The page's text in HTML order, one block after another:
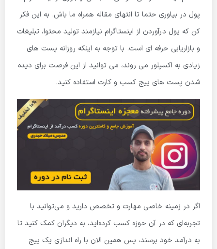
پول در بیاوری حتما تا انتهای مقاله همراه ما باش. به این فکر
کن که پول درآوردن از اینستاگرام نیازمند تولید محتوا، تبلیغات
و بازاریابی حرفه ای است. با توجه به اینکه روزانه پست های
زیادی به اکسپلور می روند، می توانید از این فرصت برای دیده
شدن پست های پیج کسب و کارت استفاده کنید.
اگر در زمینه خاصی مهارت و تخصص دارید و می‌توانید با
تجربه‌ای که در آن حوزه کسب کرده‌اید، به دیگران کمک کنید تا
به درآمد خود برسند، پس همین الان با راه اندازی یک پیج